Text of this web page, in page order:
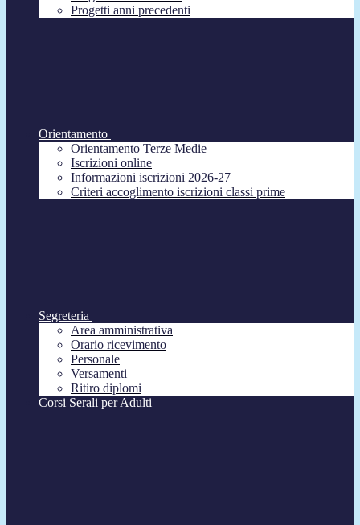
Progetti anni precedenti
Orientamento
Orientamento Terze Medie
Iscrizioni online
Informazioni iscrizioni 2026-27
Criteri accoglimento iscrizioni classi prime
Segreteria
Area amministrativa
Orario ricevimento
Personale
Versamenti
Ritiro diplomi
Corsi Serali per Adulti